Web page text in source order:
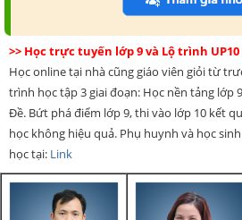
>> Học trực tuyến lớp 9 và Lộ trình
Học online tại nhà cũng giáo viên giỏi từ
trình học tập 3 giai đoạn: Học nền tảng lớp
Đề. Bứt phá điểm lớp 9, thi vào lớp 10 kết
học không hiệu quả. Phụ huynh và học
học tại: Link